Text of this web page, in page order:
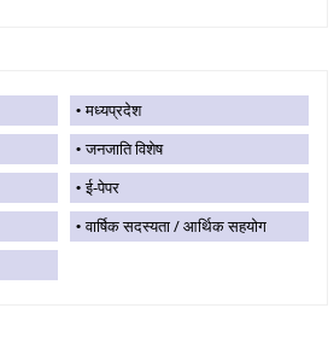
मध्यप्रदेश
जनजाति विशेष
ई-पेपर
वार्षिक सदस्यता / आर्थिक सहयोग